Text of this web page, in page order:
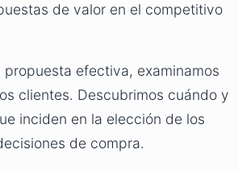
de valor en el competitivo
efectiva, examinamos
clientes. Descubrimos cuándo y
inciden en la elección de los
de compra.